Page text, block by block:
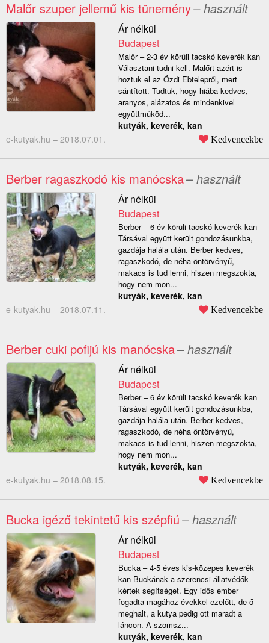
Malőr szuper jellemű kis tünemény– használt
Ár nélkül
Budapest
Malőr – 2-3 év körüli tacskó keverék kan
Választani tudni kell. Malőrt azért is
hoztuk el az Ózdi Ebtelepről, mert
sántított. Tudtuk, hogy hiába kedves,
aranyos, alázatos és mindenkivel
együttműköd...
kutyák, keverék, kan
e-kutyak.hu – 2018.07.01. Kedvencekbe
Berber ragaszkodó kis manócska– használt
Ár nélkül
Budapest
Berber – 6 év körüli tacskó keverék kan
Társával együtt került gondozásunkba,
gazdája halála után. Berber kedves,
ragaszkodó, de néha öntörvényű,
makacs is tud lenni, hiszen megszokta,
hogy nem mon...
kutyák, keverék, kan
e-kutyak.hu – 2018.07.11. Kedvencekbe
Berber cuki pofijú kis manócska– használt
Ár nélkül
Budapest
Berber – 6 év körüli tacskó keverék kan
Társával együtt került gondozásunkba,
gazdája halála után. Berber kedves,
ragaszkodó, de néha öntörvényű,
makacs is tud lenni, hiszen megszokta,
hogy nem mon...
kutyák, keverék, kan
e-kutyak.hu – 2018.08.15. Kedvencekbe
Bucka igéző tekintetű kis szépfiú– használt
Ár nélkül
Budapest
Bucka – 4-5 éves kis-közepes keverék
kan Buckának a szerencsi állatvédők
kértek segítséget. Egy idős ember
fogadta magához évekkel ezelőtt, de ő
meghalt, a kutya pedig ott maradt a
láncon. A szomsz...
kutyák, keverék, kan